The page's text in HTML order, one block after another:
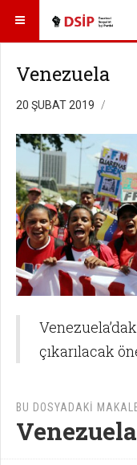
Venezuela
20 ŞUBAT 2019
çıkarılacak
BU DOSYADAKI
Venezuela